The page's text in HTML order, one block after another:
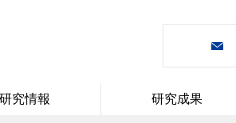
研究情報 研究成果